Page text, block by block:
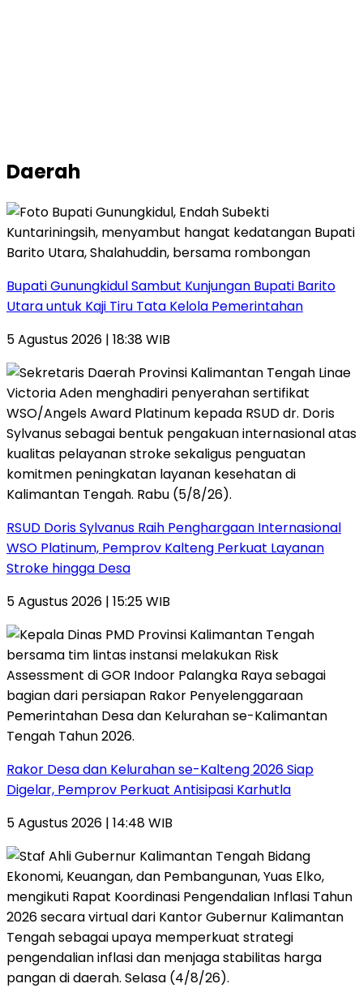
Daerah
Bupati Gunungkidul Sambut Kunjungan Bupati Barito
Utara untuk Kaji Tiru Tata Kelola Pemerintahan
5 Agustus 2026 | 18:38 WIB
RSUD Doris Sylvanus Raih Penghargaan Internasional
WSO Platinum, Pemprov Kalteng Perkuat Layanan
Stroke hingga Desa
5 Agustus 2026 | 15:25 WIB
Rakor Desa dan Kelurahan se-Kalteng 2026 Siap
Digelar, Pemprov Perkuat Antisipasi Karhutla
5 Agustus 2026 | 14:48 WIB